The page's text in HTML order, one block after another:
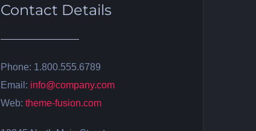
Contact Details
Phone: 1.800.555.6789
Email: info@company.com
Web:theme-fusion.com